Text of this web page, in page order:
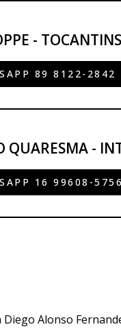
-
89 8122-2842
QUARESMA -
16 99608-5756
Diego Alonso